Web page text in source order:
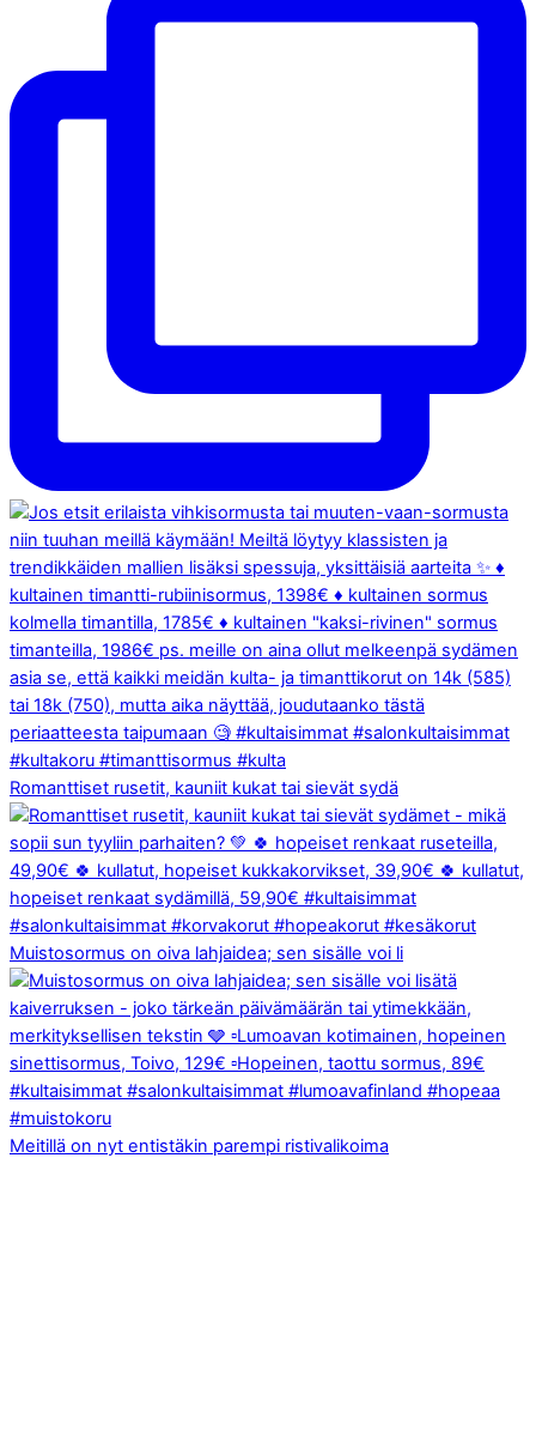
Romanttiset rusetit, kauniit kukat tai sievät sydä
Muistosormus on oiva lahjaidea; sen sisälle voi li
Meitillä on nyt entistäkin parempi ristivalikoima